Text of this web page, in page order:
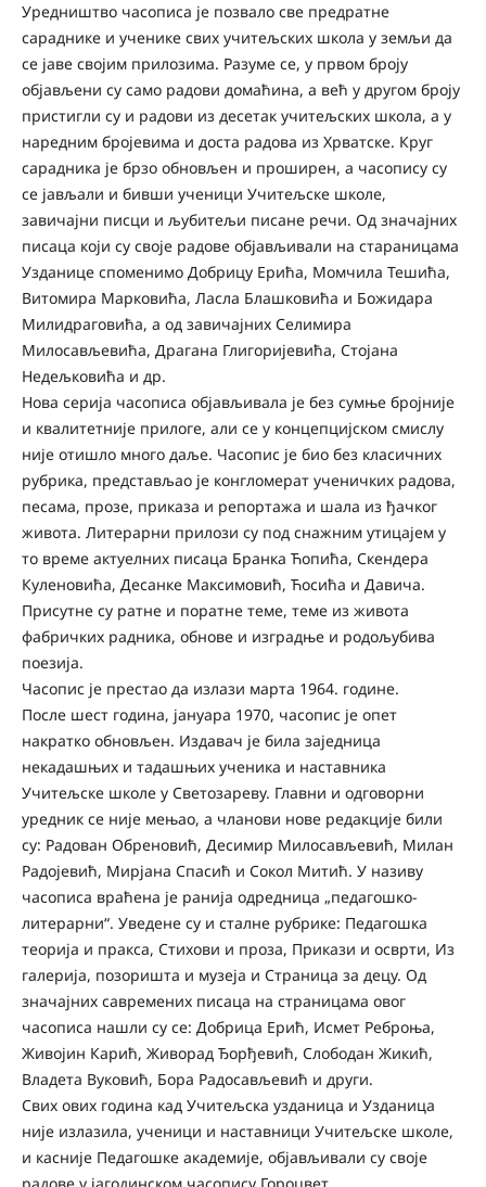
Уредништво часописа је позвало све предратне
сараднике и ученике свих учитељских школа у земљи да
се јаве својим прилозима. Разуме се, у првом броју
објављени су само радови домаћина, а већ у другом броју
пристигли су и радови из десетак учитељских школа, а у
наредним бројевима и доста радова из Хрватске. Круг
сарадника је брзо обновљен и проширен, а часопису су
се јављали и бивши ученици Учитељске школе,
завичајни писци и љубитељи писане речи. Од значајних
писаца који су своје радове објављивали на стараницама
Узданице споменимо Добрицу Ерића, Момчила Тешића,
Витомира Марковића, Ласла Блашковића и Божидара
Милидраговића, а од завичајних Селимира
Милосављевића, Драгана Глигоријевића, Стојана
Недељковића и др.
Нова серија часописа објављивала је без сумње бројније
и квалитетније прилоге, али се у концепцијском смислу
није отишло много даље. Часопис је био без класичних
рубрика, представљао је конгломерат ученичких радова,
песама, прозе, приказа и репортажа и шала из ђачког
живота. Литерарни прилози су под снажним утицајем у
то време актуелних писаца Бранка Ћопића, Скендера
Куленовића, Десанке Максимовић, Ћосића и Давича.
Присутне су ратне и поратне теме, теме из живота
фабричких радника, обнове и изградње и родољубива
поезија.
Часопис је престао да излази марта 1964. године.
После шест година, јануара 1970, часопис је опет
накратко обновљен. Издавач је била заједница
некадашњих и тадашњих ученика и наставника
Учитељске школе у Светозареву. Главни и одговорни
уредник се није мењао, а чланови нове редакције били
су: Радован Обреновић, Десимир Милосављевић, Милан
Радојевић, Мирјана Спасић и Сокол Митић. У називу
часописа враћена је ранија одредница „педагошко-
литерарни“. Уведене су и сталне рубрике: Педагошка
теорија и пракса, Стихови и проза, Прикази и осврти, Из
галерија, позоришта и музеја и Страница за децу. Од
значајних савремених писаца на страницама овог
часописа нашли су се: Добрица Ерић, Исмет Реброња,
Живојин Карић, Живорад Ђорђевић, Слободан Жикић,
Владета Вуковић, Бора Радосављевић и други.
Свих ових година кад Учитељска узданица и Узданица
није излазила, ученици и наставници Учитељске школе,
и касније Педагошке академије, објављивали су своје